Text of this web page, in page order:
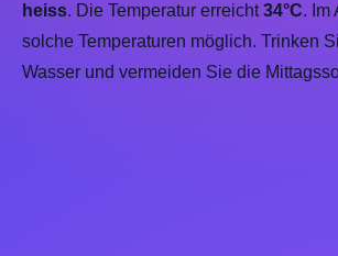
heiss. Die Temperatur erreicht34°C. Im
solche Temperaturen möglich. Trinken
Wasser und vermeiden Sie die